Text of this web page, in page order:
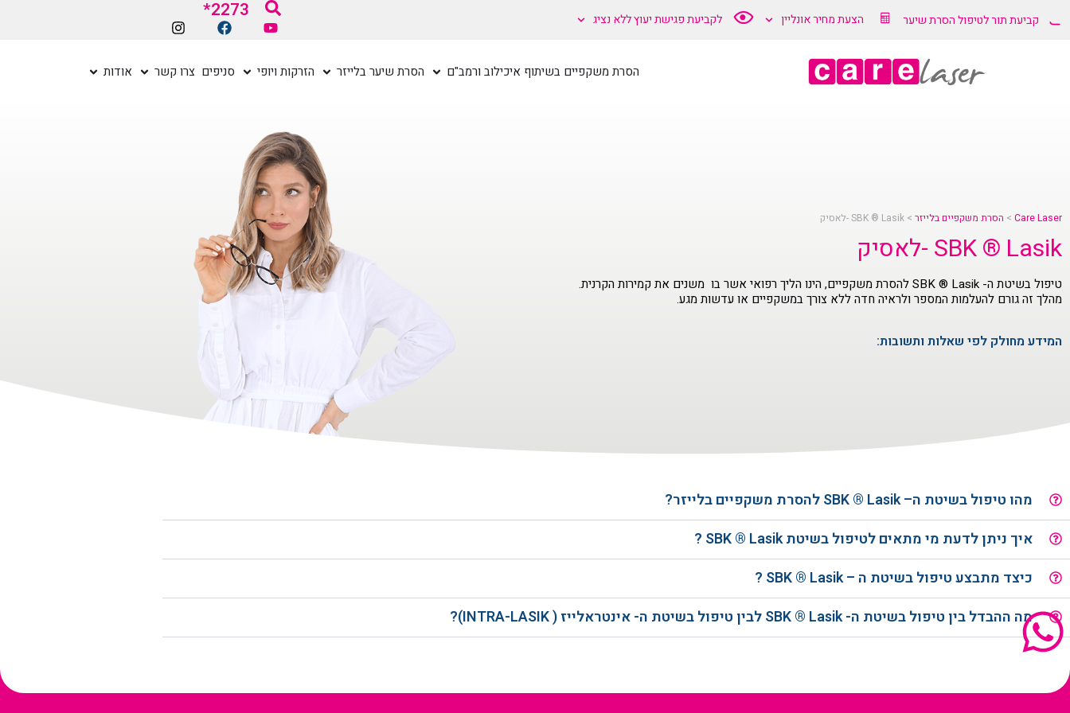
קביעת תור לטיפול הסרת שיער הצעת מחיר אונליין לקביעת פגישת יעוץ ללא נציג 2273*
הסרת משקפיים בשיתוף איכילוב ורמב"ם הסרת שיער בלייזר הזרקות ויופי סניפים צרו קשר אודות
Care Laser
> הסרת משקפיים בלייזר > SBK ® Lasik -לאסיק
SBK ® Lasik -לאסיק
טיפול בשיטת ה- SBK ® Lasik להסרת משקפיים, הינו הליך רפואי אשר בו משנים את קמירות הקרנית.
מהלך זה גורם להעלמות המספר ולראיה חדה ללא צורך במשקפיים או עדשות מגע.
המידע מחולק לפי שאלות ותשובות:
מהו טיפול בשיטת ה– SBK ® Lasik להסרת משקפיים בלייזר?
איך ניתן לדעת מי מתאים לטיפול בשיטת SBK ® Lasik ?
כיצד מתבצע טיפול בשיטת ה – SBK ® Lasik ?
מה ההבדל בין טיפול בשיטת ה- SBK ® Lasik לבין טיפול בשיטת ה- אינטראלייז ( INTRA-LASIK)?